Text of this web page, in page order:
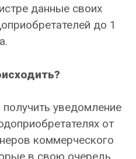
данные своих
до 1
уведомление
от
коммерческого